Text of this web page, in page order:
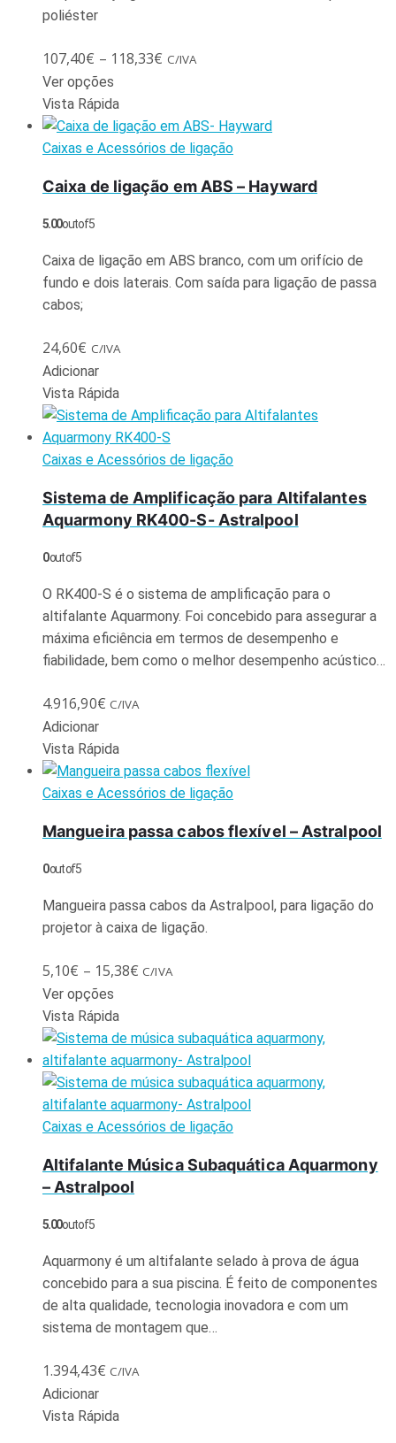
poliéster
107,40€ – 118,33€ C/IVA
Ver opções
Vista Rápida
Caixas e Acessórios de ligação
Caixa de ligação em ABS – Hayward
5.00out of 5
Caixa de ligação em ABS branco, com um orifício de
fundo e dois laterais. Com saída para ligação de passa
cabos;
24,60€ C/IVA
Adicionar
Vista Rápida
Caixas e Acessórios de ligação
Sistema de Amplificação para Altifalantes
Aquarmony RK400-S- Astralpool
0out of 5
O RK400-S é o sistema de amplificação para o
altifalante Aquarmony. Foi concebido para assegurar a
máxima eficiência em termos de desempenho e
fiabilidade, bem como o melhor desempenho acústico…
4.916,90€ C/IVA
Adicionar
Vista Rápida
Caixas e Acessórios de ligação
Mangueira passa cabos flexível – Astralpool
0out of 5
Mangueira passa cabos da Astralpool, para ligação do
projetor à caixa de ligação.
5,10€ – 15,38€ C/IVA
Ver opções
Vista Rápida
Caixas e Acessórios de ligação
Altifalante Música Subaquática Aquarmony
– Astralpool
5.00out of 5
Aquarmony é um altifalante selado à prova de água
concebido para a sua piscina. É feito de componentes
de alta qualidade, tecnologia inovadora e com um
sistema de montagem que…
1.394,43€ C/IVA
Adicionar
Vista Rápida